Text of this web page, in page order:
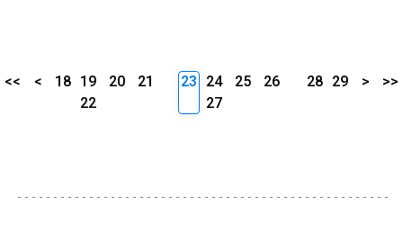
<< < 18 19 20
21
22
23 24 25
26
27
28 29 > >>